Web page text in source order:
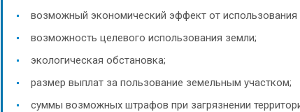
возможный экономический эффект от использования
возможность целевого использования земли;
экологическая обстановка;
размер выплат за пользование земельным участком;
суммы возможных штрафов при загрязнении